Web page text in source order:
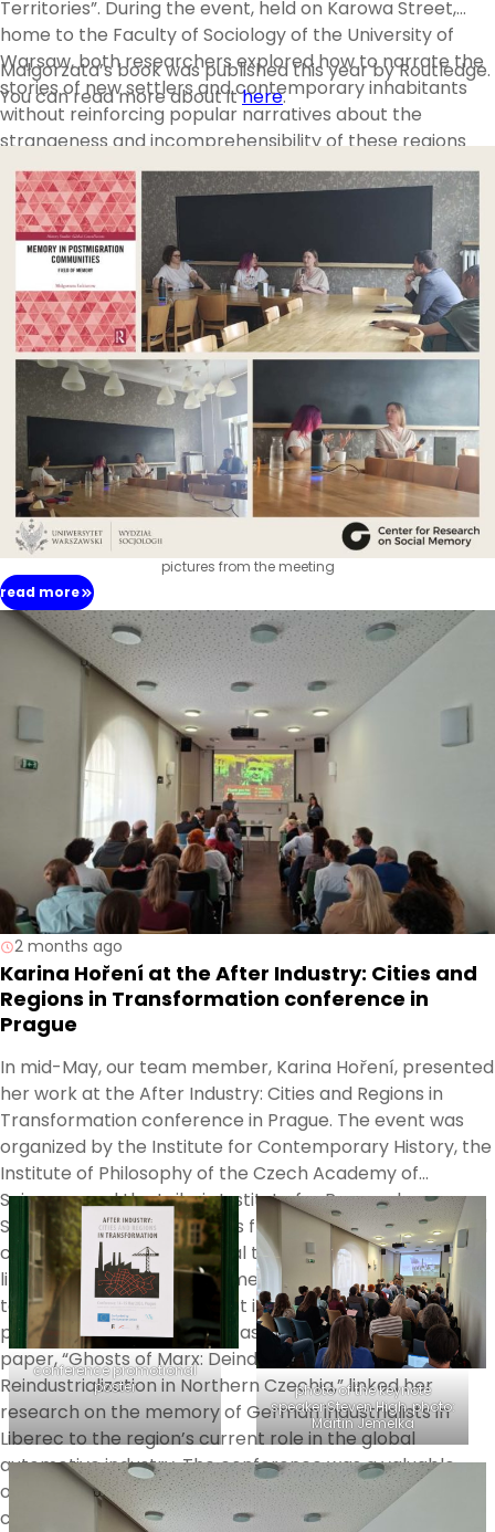
Territories”. During the event, held on Karowa Street,
home to the Faculty of Sociology of the University of
Warsaw, both researchers explored how to narrate the
stories of new settlers and contemporary inhabitants
without reinforcing popular narratives about the
strangeness and incomprehensibility of these regions
and their residents. The differences between sociology
and ethnography were among many thought-provoking
questions asked by Agnieszka Nowakowska, the host of
the meeting.
Małgorzata’s book was published this year by Routledge.
You can read more about ithere.
pictures from the meeting
read more
2 months ago
Karina Hoření at the After Industry: Cities and
Regions in Transformation conference in
Prague
In mid-May, our team member, Karina Hoření, presented
her work at the After Industry: Cities and Regions in
Transformation conference in Prague. The event was
organized by the Institute for Contemporary History, the
Institute of Philosophy of the Czech Academy of
Sciences, and the Leibniz Institute for Research on
Society and Space. Scholars from different fields shared
case studies about industrial transformation in places
like Lusatia and Silesia’s former coal mining regions, a
tobacco fermentation plant in Albania, and chemical
production sites in former Eastern Germany. Karina’s
paper, “Ghosts of Marx: Deindustrialization and
Reindustrialization in Northern Czechia,” linked her
research on the memory of German industrialists in
Liberec to the region’s current role in the global
automotive industry. The conference was a valuable
opportunity to share our work in a new setting and
connect with other connoisseurs of old cotton mills.
conference promotional
poster
photo of the keynote
speaker Steven High, photo:
Martin Jemelka